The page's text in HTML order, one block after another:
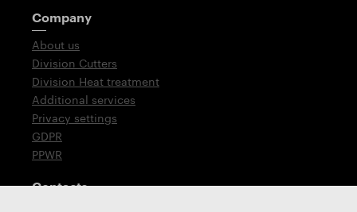
Company
About us
Division Cutters
Division Heat treatment
Additional services
Privacy settings
GDPR
PPWR
Contacts